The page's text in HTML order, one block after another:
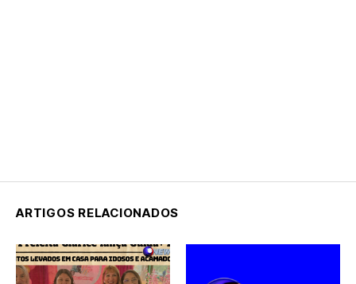
ARTIGOS RELACIONADOS